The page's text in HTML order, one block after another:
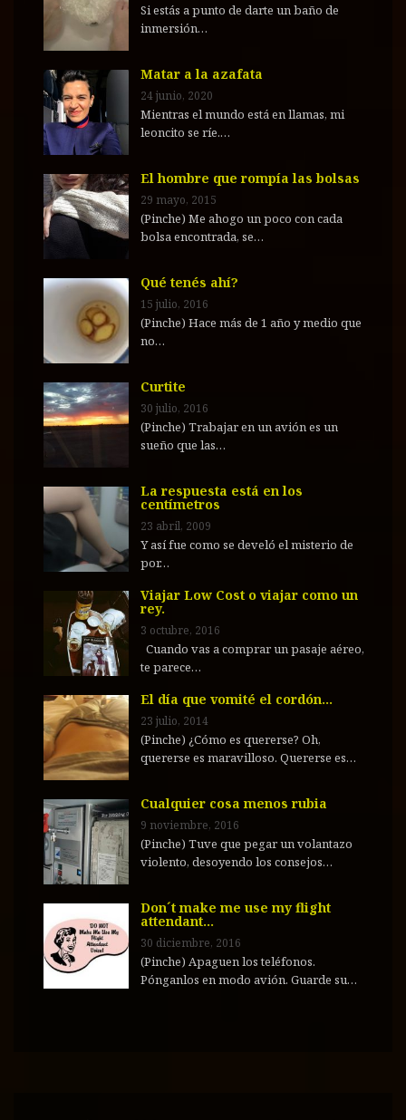
Si estás a punto de darte un baño de
inmersión…
Matar a la azafata
24 junio, 2020
Mientras el mundo está en llamas, mi
leoncito se ríe.…
El hombre que rompía las bolsas
29 mayo, 2015
(Pinche) Me ahogo un poco con cada
bolsa encontrada, se…
Qué tenés ahí?
15 julio, 2016
(Pinche) Hace más de 1 año y medio que
no…
Curtite
30 julio, 2016
(Pinche) Trabajar en un avión es un
sueño que las…
La respuesta está en los
centímetros
23 abril, 2009
Y así fue como se develó el misterio de
por…
Viajar Low Cost o viajar como un
rey.
3 octubre, 2016
Cuando vas a comprar un pasaje aéreo,
te parece…
El día que vomité el cordón…
23 julio, 2014
(Pinche) ¿Cómo es quererse? Oh,
quererse es maravilloso. Quererse es…
Cualquier cosa menos rubia
9 noviembre, 2016
(Pinche) Tuve que pegar un volantazo
violento, desoyendo los consejos…
Don´t make me use my flight
attendant…
30 diciembre, 2016
(Pinche) Apaguen los teléfonos.
Pónganlos en modo avión. Guarde su…